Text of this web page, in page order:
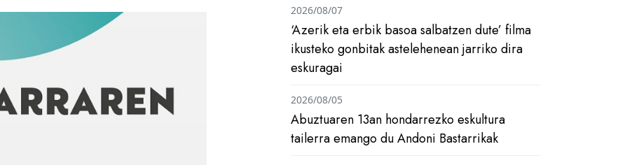
‘Azerik eta erbik basoa salbatzen dute’ filma
ikusteko gonbitak astelehenean jarriko dira
eskuragai
2026/08/07
Abuztuaren 13an hondarrezko eskultura
tailerra emango du Andoni Bastarrikak
2026/08/05